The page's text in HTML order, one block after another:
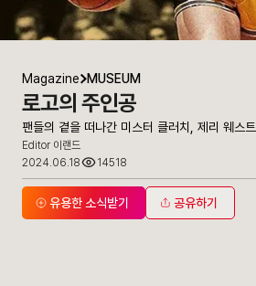
Magazine MUSEUM
로고의 주인공
팬들의 곁을 떠나간 미스터 클러치, 제리 웨스트
Editor 이랜드
2024.06.18
14518
유용한 소식받기 공유하기